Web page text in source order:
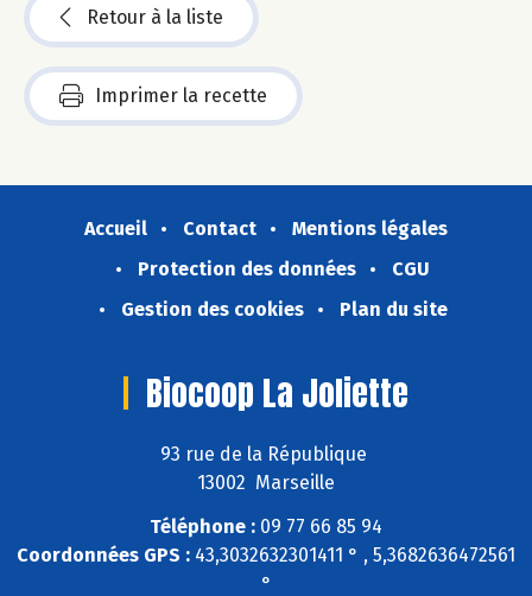
Retour à la liste
Imprimer la recette
Accueil Contact
Mentions légales
Protection des données
CGU
Gestion des cookies
Plan du site
Biocoop La Joliette
93 rue de la République
13002 Marseille
Téléphone : 09 77 66 85 94
Coordonnées GPS : 43,3032632301411 ° , 5,3682636472561
°